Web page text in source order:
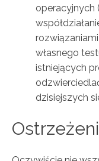
operacyjnych
własnego
istniejących
dzisiejszych